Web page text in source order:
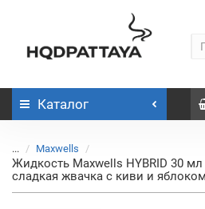
Каталог
... Maxwells
Жидкость Maxwells HYBRID 30
сладкая жвачка с киви и яблоком